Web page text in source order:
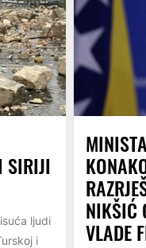
SIRIJI
ljudi
i
NIKŠIĆ
VLADE